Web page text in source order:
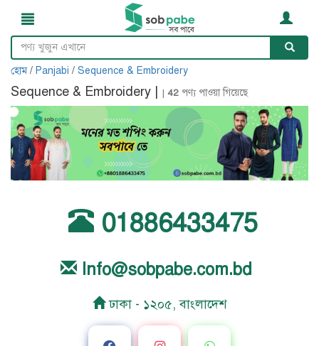
হোম/ Panjabi / Sequence & Embroidery
Sequence & Embroidery | | 42 পণ্য পাওয়া গিয়েছে
01886433475
Info@sobpabe.com.bd
ঢাকা - ১২০৫, বাংলাদেশ